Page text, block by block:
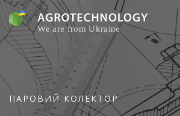
Skip
content
ПАРОВИЙ КОЛЕКТОР